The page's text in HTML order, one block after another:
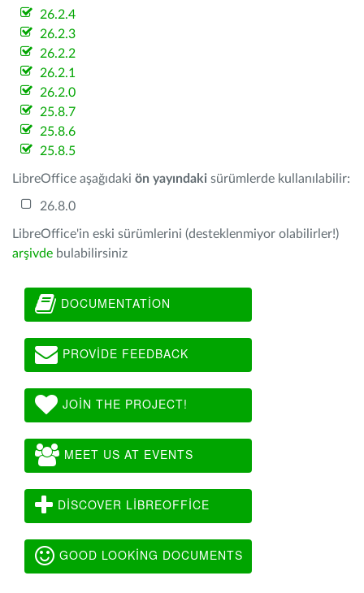
26.2.4
26.2.3
26.2.2
26.2.1
26.2.0
25.8.7
25.8.6
25.8.5
LibreOffice aşağıdaki ön yayındaki sürümlerde kullanılabilir:
26.8.0
LibreOffice'in eski sürümlerini (desteklenmiyor olabilirler!)
arşivde bulabilirsiniz
DOCUMENTATION
PROVIDE FEEDBACK
JOIN THE PROJECT!
MEET US AT EVENTS
DISCOVER LIBREOFFICE
GOOD LOOKING DOCUMENTS